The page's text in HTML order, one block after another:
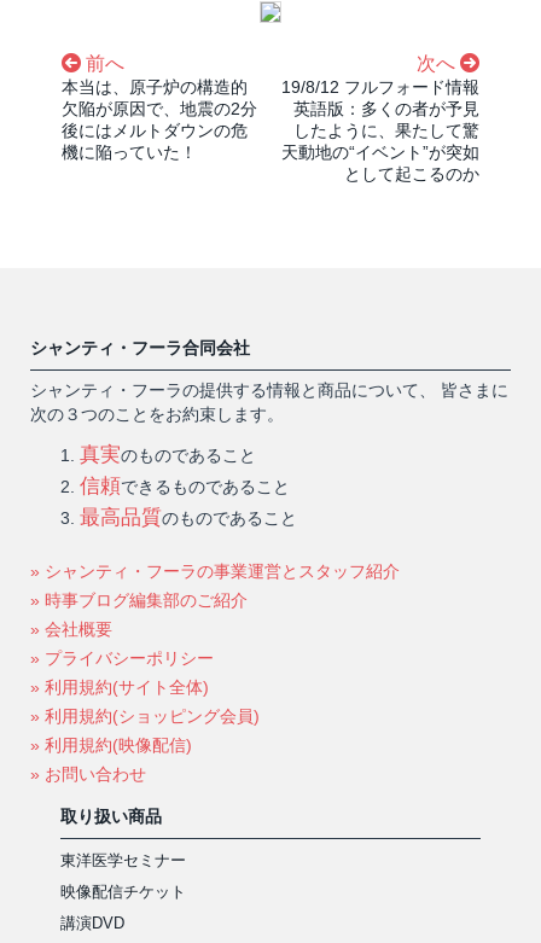
前へ
本当は、原子炉の構造的
欠陥が原因で、地震の2分
後にはメルトダウンの危
機に陥っていた！
次へ
19/8/12 フルフォード情報
英語版：多くの者が予見
したように、果たして驚
天動地の“イベント”が突如
として起こるのか
シャンティ・フーラ合同会社
シャンティ・フーラの提供する情報と商品について、 皆さまに
次の３つのことをお約束します。
真実のものであること
信頼できるものであること
最高品質のものであること
» シャンティ・フーラの事業運営とスタッフ紹介
» 時事ブログ編集部のご紹介
» 会社概要
» プライバシーポリシー
» 利用規約(サイト全体)
» 利用規約(ショッピング会員)
» 利用規約(映像配信)
» お問い合わせ
取り扱い商品
東洋医学セミナー
映像配信チケット
講演DVD